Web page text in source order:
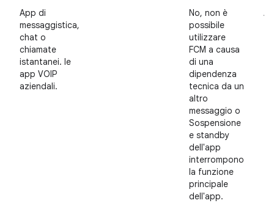
App di
messaggistica,
chat o
chiamate
istantanei. le
app VOIP
aziendali.
No, non è
possibile
utilizzare
FCM a causa
di una
dipendenza
tecnica da un
altro
messaggio o
Sospensione
e standby
dell'app
interrompono
la funzione
principale
dell'app.